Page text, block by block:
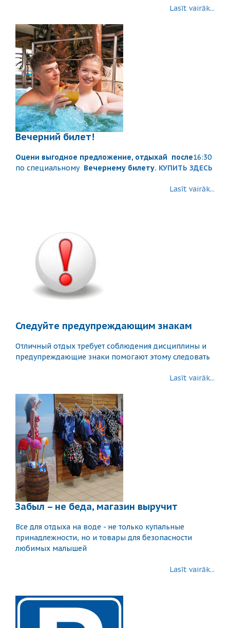
Lasīt vairāk...
Вечерний билет!
Оцени выгодное предложение, отдыхай после16:30
по специальному Вечернему билету. КУПИТЬ ЗДЕСЬ
Lasīt vairāk...
Следуйте предупреждающим знакам
Отличный отдых требует соблюдения дисциплины и
предупреждающие знаки помогают этому следовать
Lasīt vairāk...
Забыл – не беда, магазин выручит
Все для отдыха на воде - не только купальные
принадлежности, но и товары для безопасности
любимых малышей
Lasīt vairāk...